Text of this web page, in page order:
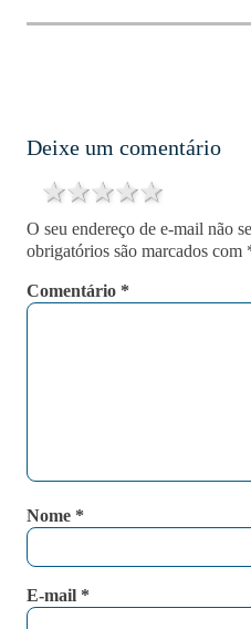
Deixe um comentário
4 stars
3 stars
2 stars
1 star
O seu endereço de e-mail não
obrigatórios são marcados com
Comentário *
Nome *
E-mail *